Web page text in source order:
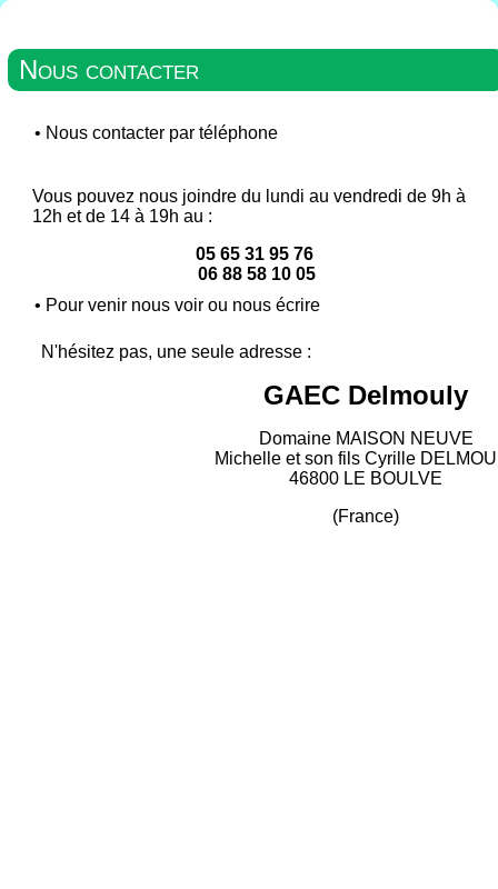
Nous contacter
• Nous contacter par téléphone
Vous pouvez nous joindre du lundi au vendredi de 9h à
12h et de 14 à 19h au :
05 65 31 95 76
06 88 58 10 05
• Pour venir nous voir ou nous écrire
N'hésitez pas, une seule adresse :
GAEC Delmouly
Domaine MAISON NEUVE
Michelle et son fils Cyrille
46800 LE BOULVE
(France)